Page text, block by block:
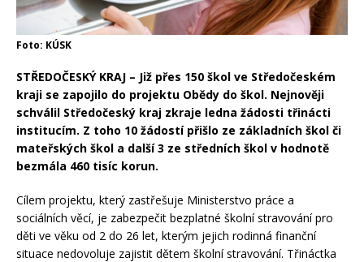
Foto: KÚSK
STŘEDOČESKÝ KRAJ – Již přes 150 škol ve Středočeském
kraji se zapojilo do projektu Obědy do škol. Nejnověji
schválil Středočeský kraj zkraje ledna žádosti třinácti
institucím. Z toho 10 žádostí přišlo ze základních škol či
mateřských škol a další 3 ze středních škol v hodnotě
bezmála 460 tisíc korun.
Cílem projektu, který zastřešuje Ministerstvo práce a
sociálních věcí, je zabezpečit bezplatné školní stravování pro
děti ve věku od 2 do 26 let, kterým jejich rodinná finanční
situace nedovoluje zajistit dětem školní stravování. Třináctka